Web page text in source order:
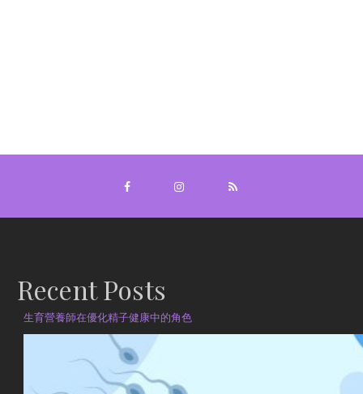
Recent Posts
生育營養師在優化精子健康中的角色